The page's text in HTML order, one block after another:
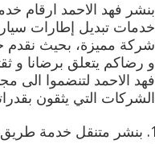
بنشر فهد الاحمد ارقام
خدمات تبديل إطارات
شركة مميزة، بحيث نقدم
و رضاكم يتعلق برضانا و
فهد الاحمد لتنضموا الى
الشركات التي يثقون
بنشر متنقل خدمة